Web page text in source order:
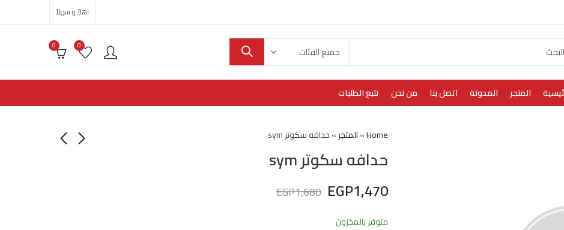
اهلاً و سهلاً
0
0
المتجر المدونة اتصل بنا من نحن تتبع الطلبات
Home
»المتجر»حدافه سكوتر sym
حدافه سكوتر sym
EGP1,470
EGP1,680
متوفر بالمخزون